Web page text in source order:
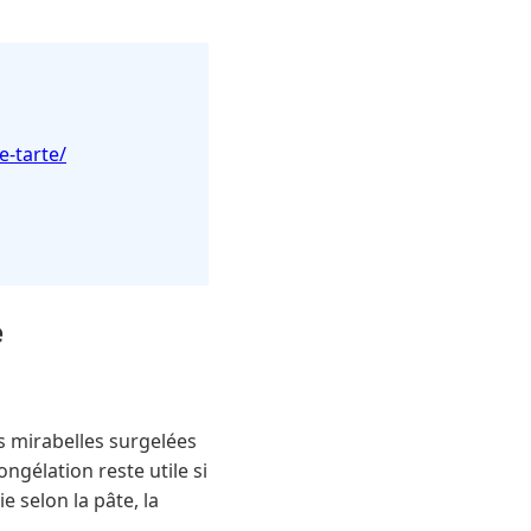
tarte/
mirabelles surgelées
reste utile si
selon la pâte, la